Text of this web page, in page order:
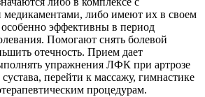
медикаментами, либо имеют их в своем
эффективны в период
Помогают снять болевой
отечность. Прием дает
упражнения ЛФК при артрозе
сустава, перейти к массажу, гимнастике
процедурам.